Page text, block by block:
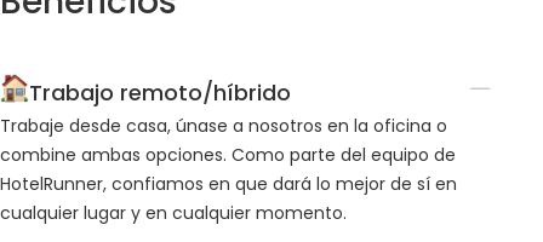
Trabajo remoto/híbrido
Trabaje desde casa, únase a nosotros en la oficina o
combine ambas opciones. Como parte del equipo de
HotelRunner, confiamos en que dará lo mejor de sí en
cualquier lugar y en cualquier momento.